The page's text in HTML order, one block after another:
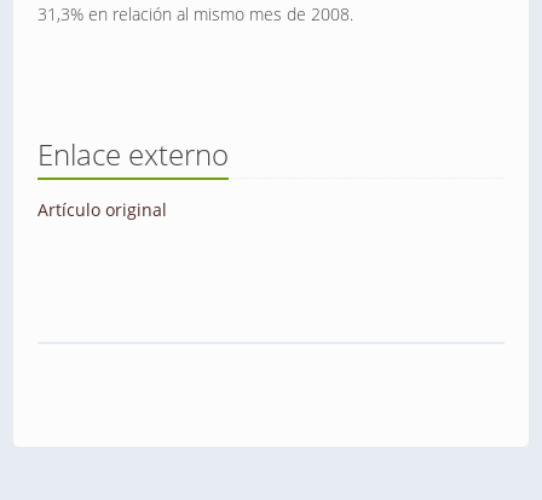
31,3% en relación al mismo mes de 2008.
Enlace externo
Artículo original